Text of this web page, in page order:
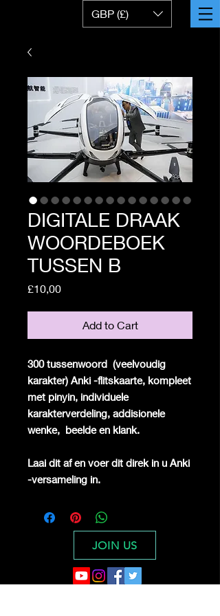
GBP (£)
DIGITALE DRAAK
WOORDEBOEK
TUSSEN B
£10,00Price
Add to Cart
300 tussenwoord (veelvoudig
karakter) Anki -flitskaarte, kompleet
met pinyin, individuele
karakterverdeling, addisionele
wenke, beelde en klank.
Laai dit af en voer dit direk in u Anki
-versameling in.
JOIN US